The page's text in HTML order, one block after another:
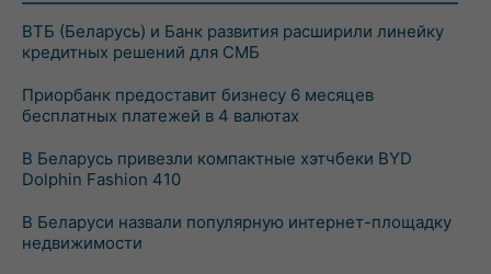
ВТБ (Беларусь) и Банк развития расширили линейку
кредитных решений для СМБ
Приорбанк предоставит бизнесу 6 месяцев
бесплатных платежей в 4 валютах
В Беларусь привезли компактные хэтчбеки BYD
Dolphin Fashion 410
В Беларуси назвали популярную интернет-площадку
недвижимости